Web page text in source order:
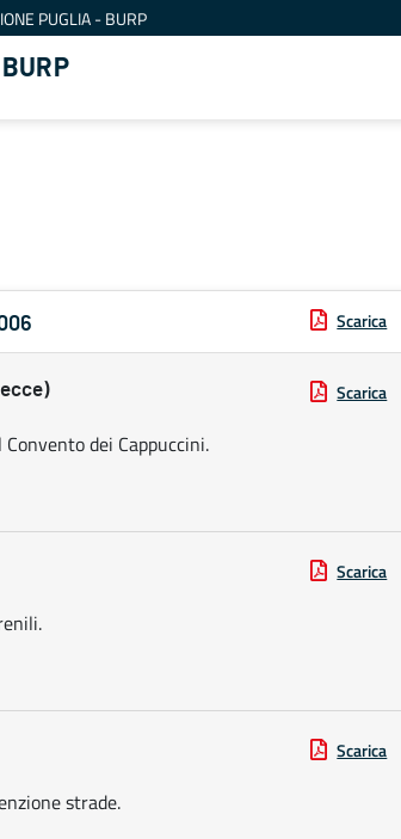
PUGLIA - BURP
Scarica
Scarica
dei Cappuccini.
Scarica
Scarica
strade.